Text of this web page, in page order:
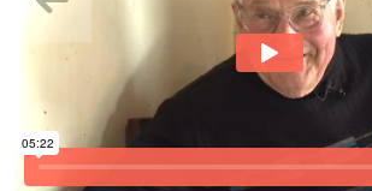
Précedent